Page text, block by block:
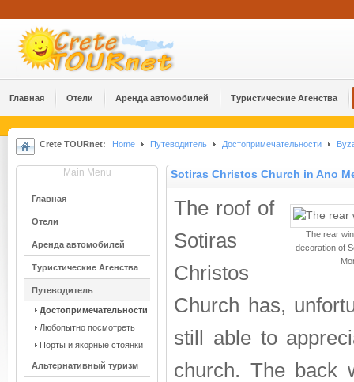
Главная Отели Аренда автомобилей Туристические Агенства
Crete TOURnet: Home Путеводитель Достопримечательности
Main Menu
Главная
Отели
Аренда автомобилей
Туристические Агенства
Путеводитель
Достопримечательности
Любопытно посмотреть
Порты и якорные стоянки
Альтернативный туризм
Sotiras Christos Church in Ano
The rear
decoration of
The roof of
Sotiras
Christos
Church has,
still able to
church. The back